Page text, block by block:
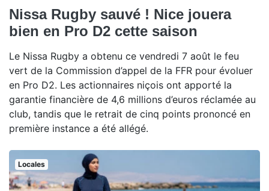
Nissa Rugby sauvé ! Nice jouera
bien en Pro D2 cette saison
Le Nissa Rugby a obtenu ce vendredi 7 août le feu
vert de la Commission d’appel de la FFR pour évoluer
en Pro D2. Les actionnaires niçois ont apporté la
garantie financière de 4,6 millions d’euros réclamée au
club, tandis que le retrait de cinq points prononcé en
première instance a été allégé.
Locales